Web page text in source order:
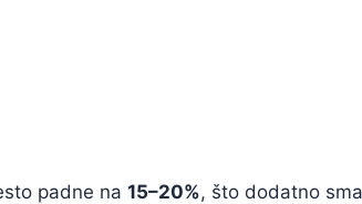
padne na 15–20%, što dodatno